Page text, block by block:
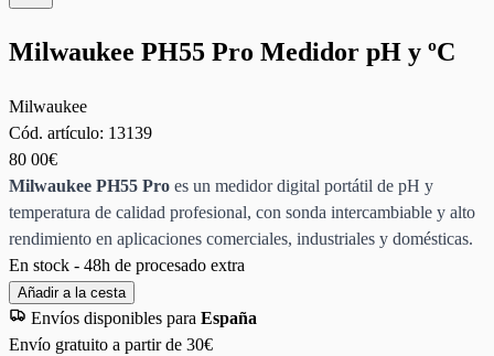
Milwaukee PH55 Pro Medidor pH y ºC
Milwaukee
Cód. artículo: 13139
80 00€
Milwaukee PH55 Pro es un medidor digital portátil de pH y
temperatura de calidad profesional, con sonda intercambiable y alto
rendimiento en aplicaciones comerciales, industriales y domésticas.
En stock - 48h de procesado extra
Añadir a la cesta
Envíos disponibles para España
Envío gratuito a partir de 30€